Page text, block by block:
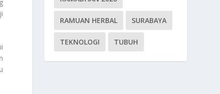
RAMUAN HERBAL SURABAYA
TEKNOLOGI TUBUH